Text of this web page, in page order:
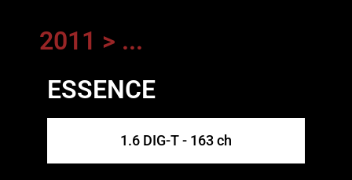
2011 > ...
ESSENCE
1.6 DIG-T - 163 ch